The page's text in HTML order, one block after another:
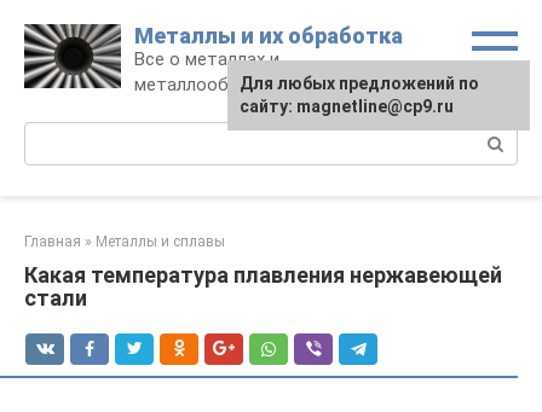
контенту
Металлы и их обработка
Все о металлах и
металлообработке
Главная » Металлы и сплавы
Какая температура плавления нержавеющей
стали
Для любых предложений по
сайту: magnetline@cp9.ru